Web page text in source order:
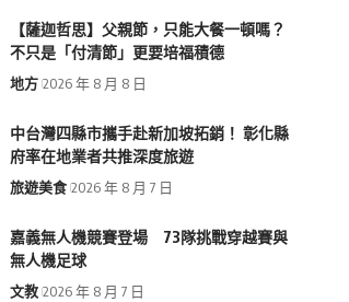
【薩迦哲思】父親節，只能大餐一頓嗎？
不只是「付清節」更要培福積德
地方 2026 年 8 月 8 日
中台灣四縣市攜手赴新加坡拓銷！ 彰化縣
府率在地業者共推深度旅遊
旅遊美食 2026 年 8 月 7 日
嘉義無人機競賽登場 73隊挑戰穿越賽與
無人機足球
文教 2026 年 8 月 7 日